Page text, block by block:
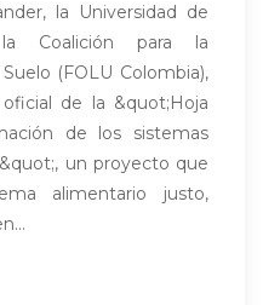
la Universidad de
Coalición para la
(FOLU Colombia),
de la &quot;Hoja
de los sistemas
un proyecto que
alimentario justo,